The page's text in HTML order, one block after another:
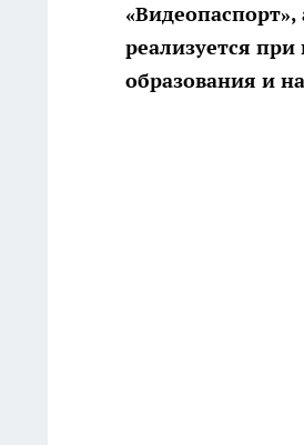
реализуется
образования и